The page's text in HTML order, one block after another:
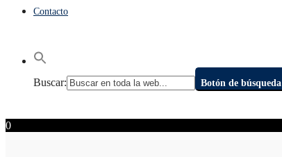
Contacto
Buscar: Botón de búsqueda
0